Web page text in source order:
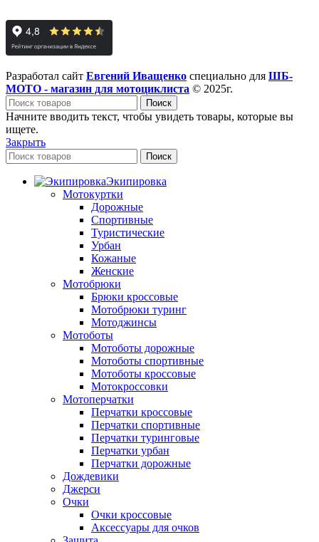
Разработал сайт Евгений Иващенко специально для ШБ-
МОТО - магазин для мотоциклиста © 2025г.
Поиск
Начните вводить текст, чтобы увидеть товары, которые вы
ищете.
Закрыть
Поиск
Экипировка
Мотокуртки
Дорожные
Спортивные
Туристические
Урбан
Кожаные
Женские
Мотобрюки
Брюки кроссовые
Мотобрюки туринг
Мотоджинсы
Мотоботы
Мотоботы дорожные
Мотоботы спортивные
Мотоботы кроссовые
Мотокроссовки
Мотоперчатки
Перчатки кроссовые
Перчатки спортивные
Перчатки туринговые
Перчатки урбан
Перчатки дорожные
Дождевики
Джерси
Очки
Очки кроссовые
Аксессуары для очков